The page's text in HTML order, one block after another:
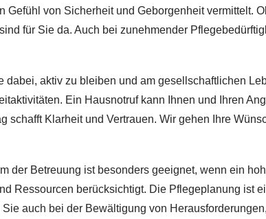
von Sicherheit und Geborgenheit vermittelt.
für Sie da. Auch bei zunehmender
aktiv zu bleiben und am gesellschaftlichen
Ein Hausnotruf kann Ihnen und Ihren
Klarheit und Vertrauen. Wir gehen Ihre
der Betreuung ist besonders geeignet, wenn ein
Ressourcen berücksichtigt. Die Pflegeplanung ist
auch bei der Bewältigung von